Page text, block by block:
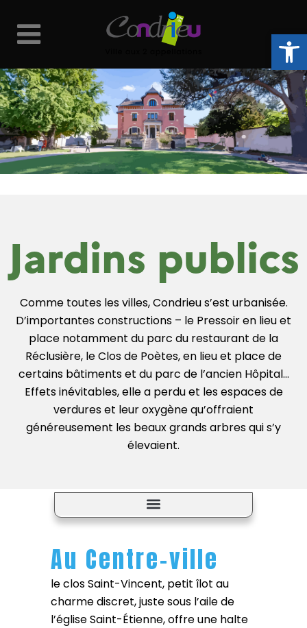
Ouvrir
Jardins publics
Comme toutes les villes, Condrieu s’est urbanisée.
D’importantes constructions – le Pressoir en lieu et
place notamment du parc du restaurant de la
Réclusière, le Clos de Poètes, en lieu et place de
certains bâtiments et du parc de l’ancien Hôpital…
Effets inévitables, elle a perdu et les espaces de
verdures et leur oxygène qu’offraient
généreusement les beaux grands arbres qui s’y
élevaient.
Au Centre-ville
le clos Saint-Vincent, petit îlot au
charme discret, juste sous l’aile de
l’église Saint-Étienne, offre une halte